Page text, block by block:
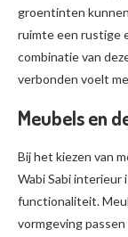
groentinten
ruimte een rustige
combinatie van
verbonden voelt
Meubels en
Bij het kiezen van
Wabi Sabi interieur
functionaliteit.
vormgeving